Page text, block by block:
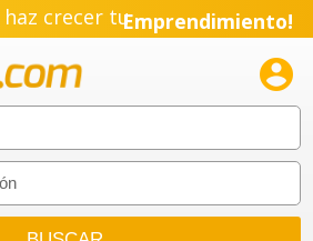
crecer tuEmprendimiento!
